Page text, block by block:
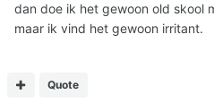
dan doe ik het gewoon old skool
maar ik vind het gewoon irritant.
Quote